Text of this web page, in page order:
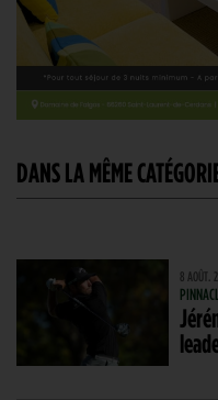
DANS LA MÊME
8 AOÛT.